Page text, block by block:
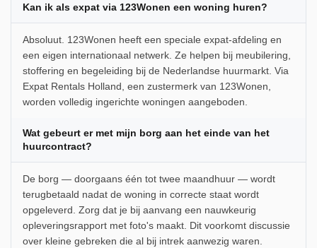
Kan ik als expat via 123Wonen een woning huren?
Absoluut. 123Wonen heeft een speciale expat-afdeling en
een eigen internationaal netwerk. Ze helpen bij meubilering,
stoffering en begeleiding bij de Nederlandse huurmarkt. Via
Expat Rentals Holland, een zustermerk van 123Wonen,
worden volledig ingerichte woningen aangeboden.
Wat gebeurt er met mijn borg aan het einde van het
huurcontract?
De borg — doorgaans één tot twee maandhuur — wordt
terugbetaald nadat de woning in correcte staat wordt
opgeleverd. Zorg dat je bij aanvang een nauwkeurig
opleveringsrapport met foto's maakt. Dit voorkomt discussie
over kleine gebreken die al bij intrek aanwezig waren.